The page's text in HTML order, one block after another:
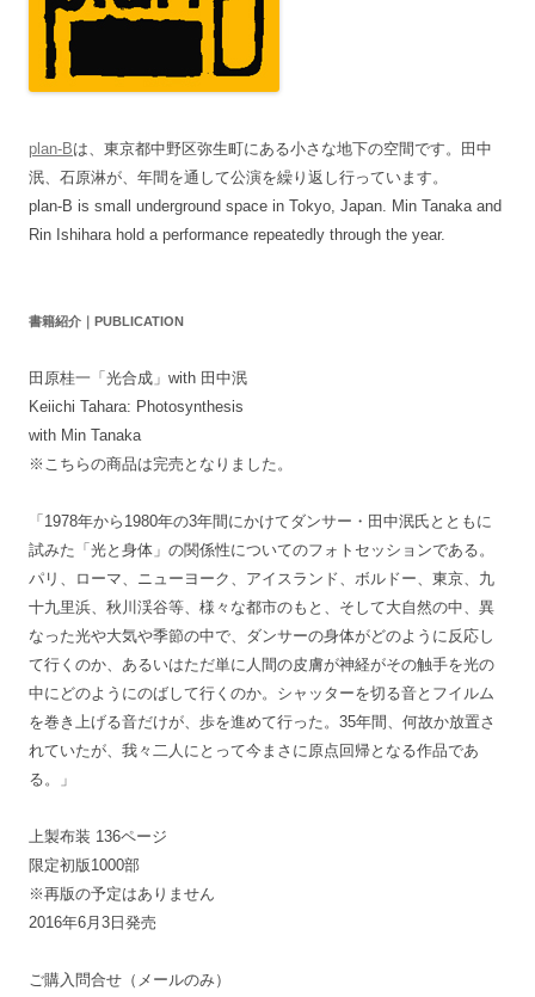
plan-Bは、東京都中野区弥生町にある小さな地下の空間です。田中
泯、石原淋が、年間を通して公演を繰り返し行っています。
plan-B is small underground space in Tokyo, Japan. Min Tanaka and
Rin Ishihara hold a performance repeatedly through the year.
書籍紹介｜PUBLICATION
田原桂一「光合成」with 田中泯
Keiichi Tahara: Photosynthesis
with Min Tanaka
※こちらの商品は完売となりました。
「1978年から1980年の3年間にかけてダンサー・田中泯氏とともに
試みた「光と身体」の関係性についてのフォトセッションである。
パリ、ローマ、ニューヨーク、アイスランド、ボルドー、東京、九
十九里浜、秋川渓谷等、様々な都市のもと、そして大自然の中、異
なった光や大気や季節の中で、ダンサーの身体がどのように反応し
て行くのか、あるいはただ単に人間の皮膚が神経がその触手を光の
中にどのようにのばして行くのか。シャッターを切る音とフイルム
を巻き上げる音だけが、歩を進めて行った。35年間、何故か放置さ
れていたが、我々二人にとって今まさに原点回帰となる作品であ
る。」
上製布装 136ページ
限定初版1000部
※再版の予定はありません
2016年6月3日発売
ご購入問合せ（メールのみ）